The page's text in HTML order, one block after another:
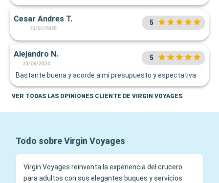
Cesar Andres T.
15/01/2025
5
Alejandro N.
23/06/2024
5
Bastante buena y acorde a mi presupuesto y espectativa
VER TODAS LAS OPINIONES CLIENTE DE VIRGIN VOYAGES
Todo sobre Virgin Voyages
Virgin Voyages reinventa la experiencia del crucero
para adultos con sus elegantes buques y servicios